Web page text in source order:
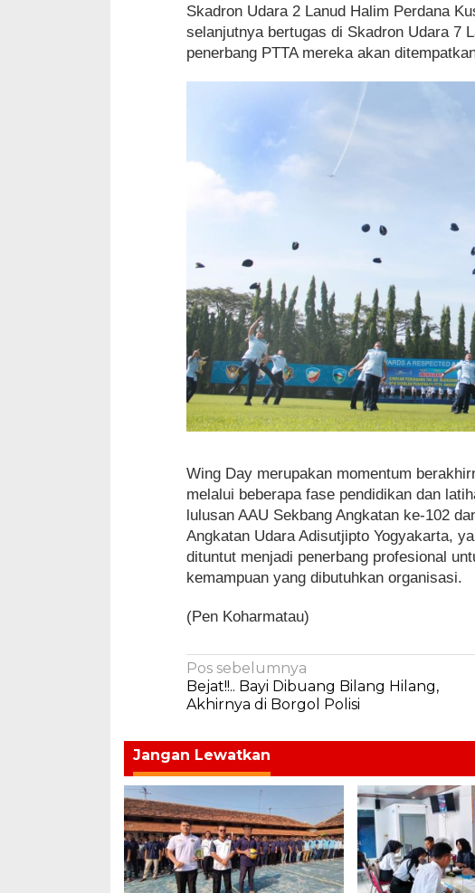
Skadron Udara 2 Lanud Halim Perdana
selanjutnya bertugas di Skadron Udara 7
penerbang PTTA mereka akan
Wing Day merupakan momentum
melalui beberapa fase pendidikan dan
lulusan AAU Sekbang Angkatan ke-102
Angkatan Udara Adisutjipto Yogyakarta,
dituntut menjadi penerbang profesional
kemampuan yang dibutuhkan organisasi.
(Pen Koharmatau)
Navigasi
pos
Pos sebelumnya
Bejat!!.. Bayi Dibuang Bilang Hilang,
Akhirnya di Borgol Polisi
Jangan Lewatkan